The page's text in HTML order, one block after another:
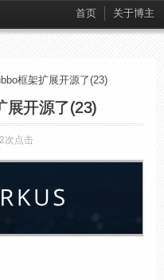
首页 关于博主
框架扩展开源了(23)
展开源了(23)
次点击